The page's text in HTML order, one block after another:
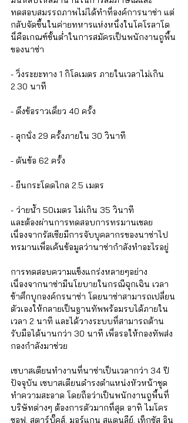
ทดสอบสมรรถภาพไม่ได้ทำที่องค์การนาซ่า แต่
กลับจัดขึ้นในค่ายทหารแห่งหนึ่งในโคโรลาโด
นี่คือเกณฑ์ขั้นต่ำในการสมัครเป็นพนักงานถูพื้น
ของนาซ่า
- วิ่งระยะทาง 1 กิโลเมตร ภายในเวลาไม่เกิน
2.30 นาที
- ดึงข้อราวเดี่ยว 40 ครั้ง
- ลุกนั่ง 29 ครั้งภายใน 30 วินาที
- ดันข้อ 62 ครั้ง
- ยืนกระโดดไกล 2.5 เมตร
- ว่ายน้ำ 50เมตร ไม่เกิน 35 วินาที
และต้องผ่านการทดสอบการทรมานเชลย
เนื่องจากรัสเซียมีการจับบุคลากรของนาซ่าไป
ทรมานเพื่อเค้นข้อมูลว่านาซ่ากำลังทำอะไรอยู่
การทดสอบความแข็งแกร่งหลายๆอย่าง
เนื่องจากนาซ่ามีนโยบายในกรณีฉุกเฉิน เวลา
ข้าศึกบุกองค์กรนาซ่า โดยนาซ่าสามารถเปลี่ยน
ตัวเองให้กลายเป็นฐานทัพพร้อมรบได้ภายใน
เวลา 2 นาที และได้วางระบบที่สามารถต้าน
รับมือได้นานกว่า 30 นาที เพื่อรอให้กองทัพส่ง
กองกำลังมาช่วย
เซบาสเตียนทำงานที่นาซ่าเป็นเวลากว่า 34 ปี
ปัจจุบัน เซบาสเตียนดำรงตำแหน่งหัวหน้าชุด
ทำความสะอาด โดยถือว่าเป็นพนักงานถูพื้นที่
บริษัทต่างๆ ต้องการตัวมากที่สุด อาทิ ไมโคร
ซอฟ, สตาร์บั๊คส์, มอร์แกน สแตนลีย์, เท็กซัส อิน